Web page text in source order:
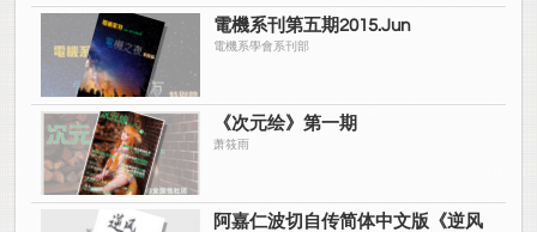
電機系刊第五期2015.Jun
電機系學會系刊部
《次元绘》第一期
萧筱雨
阿嘉仁波切自传简体中文版《逆风